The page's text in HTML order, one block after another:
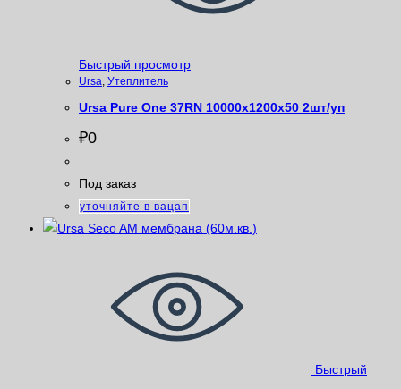
Быстрый просмотр
Ursa Утеплитель
Ursa Pure One 37RN 10000x1200x50 2шт/уп
₽0
Под заказ
уточняйте в вацап
Быстрый